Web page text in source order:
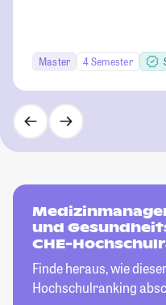
Master 4 Semester
und
CHE-
Finde heraus, wie
Hochschulranking